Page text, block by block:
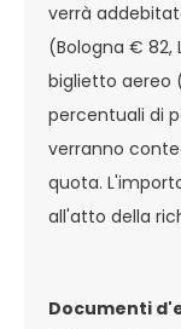
verrà
(Bologna € 82,
biglietto aereo
percentuali di
verranno
quota.
all'atto della
Documenti